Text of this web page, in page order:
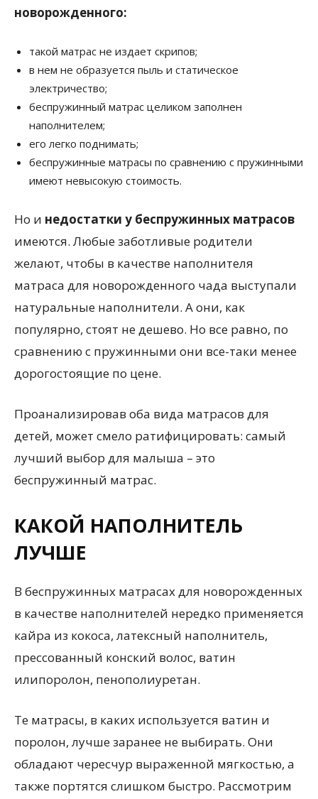
новорожденного:
такой матрас не издает скрипов;
в нем не образуется пыль и статическое
электричество;
беспружинный матрас целиком заполнен
наполнителем;
его легко поднимать;
беспружинные матрасы по сравнению с пружинными
имеют невысокую стоимость.
Но и недостатки у беспружинных матрасов
имеются. Любые заботливые родители
желают, чтобы в качестве наполнителя
матраса для новорожденного чада выступали
натуральные наполнители. А они, как
популярно, стоят не дешево. Но все равно, по
сравнению с пружинными они все-таки менее
дорогостоящие по цене.
Проанализировав оба вида матрасов для
детей, может смело ратифицировать: самый
лучший выбор для малыша – это
беспружинный матрас.
КАКОЙ НАПОЛНИТЕЛЬ
ЛУЧШЕ
В беспружинных матрасах для новорожденных
в качестве наполнителей нередко применяется
кайра из кокоса, латексный наполнитель,
прессованный конский волос, ватин
илипоролон, пенополиуретан.
Те матрасы, в каких используется ватин и
поролон, лучше заранее не выбирать. Они
обладают чересчур выраженной мягкостью, а
также портятся слишком быстро. Рассмотрим